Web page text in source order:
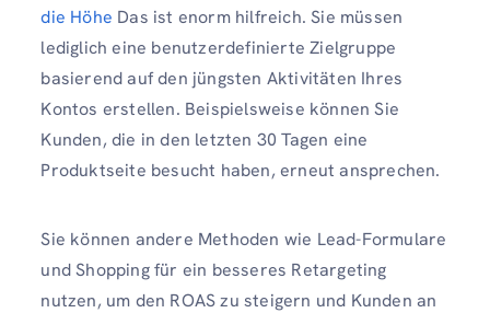
die Höhe Das ist enorm hilfreich. Sie müssen
lediglich eine benutzerdefinierte Zielgruppe
basierend auf den jüngsten Aktivitäten Ihres
Kontos erstellen. Beispielsweise können Sie
Kunden, die in den letzten 30 Tagen eine
Produktseite besucht haben, erneut ansprechen.
Sie können andere Methoden wie Lead-Formulare
und Shopping für ein besseres Retargeting
nutzen, um den ROAS zu steigern und Kunden an